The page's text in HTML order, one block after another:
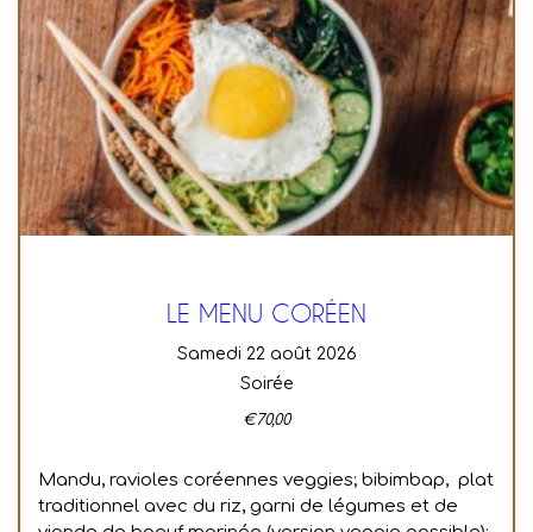
LE MENU CORÉEN
samedi 22 août 2026
Soirée
€70,00
Mandu, ravioles coréennes veggies; bibimbap, plat
traditionnel avec du riz, garni de légumes et de